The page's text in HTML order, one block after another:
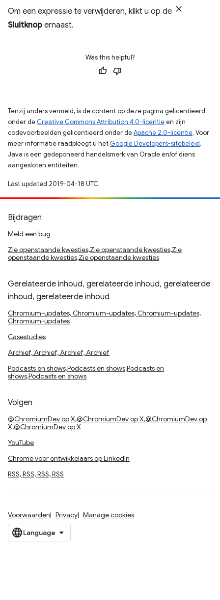
Om een ​​expressie te verwijderen, klikt u op de
Sluitknop ernaast.
Was this helpful?
Tenzij anders vermeld, is de content op deze pagina gelicentieerd
onder de Creative Commons Attribution 4.0-licentieen zijn
codevoorbeelden gelicentieerd onder deApache 2.0-licentie. Voor
meer informatie raadpleegt u het Google Developers-sitebeleid.
Java is een gedeponeerd handelsmerk van Oracle en/of diens
aangesloten entiteiten.
Last updated 2019-04-18 UTC.
Bijdragen
Meld een bug
Zie openstaande kwesties,Zie openstaande kwesties,Zie
openstaande kwesties,Zie openstaande kwesties
Gerelateerde inhoud, gerelateerde inhoud, gerelateerde
inhoud, gerelateerde inhoud
Chromium-updates, Chromium-updates, Chromium-updates,
Chromium-updates
Casestudies
Archief, Archief, Archief, Archief
Podcasts en shows,Podcasts en shows,Podcasts en
shows,Podcasts en shows
Volgen
@ChromiumDev op X,@ChromiumDev op X,@ChromiumDev op
X,@ChromiumDev op X
YouTube
Chrome voor ontwikkelaars op LinkedIn
RSS, RSS, RSS, RSS
Voorwaarden Privacy Manage cookies